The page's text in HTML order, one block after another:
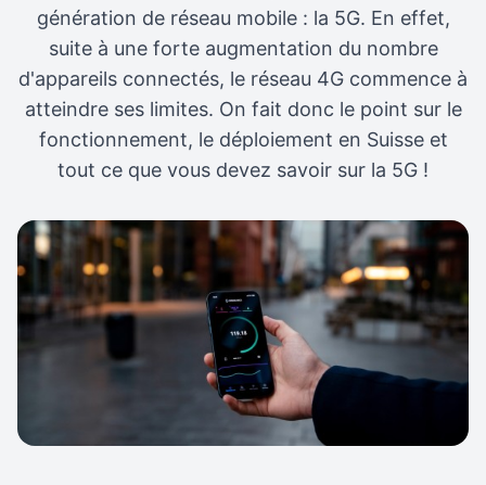
génération de réseau mobile : la 5G. En effet,
suite à une forte augmentation du nombre
d'appareils connectés, le réseau 4G commence à
atteindre ses limites. On fait donc le point sur le
fonctionnement, le déploiement en Suisse et
tout ce que vous devez savoir sur la 5G !